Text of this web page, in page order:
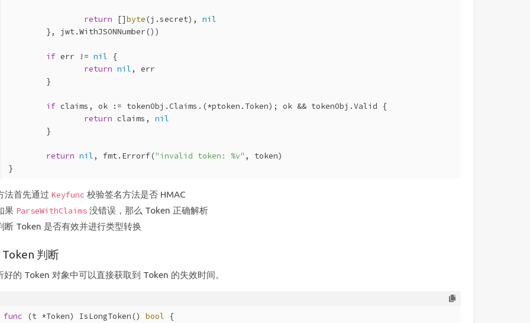
return []byte (j.secret), nil
	}, jwt.WithJSONNumber())
if err != nil {
return nil, err
	}
if claims, ok := tokenObj.Claims.(*ptoken.Token); ok && tokenObj.Valid {
return claims, nil
	}
return nil, fmt.Errorf("invalid token: %v" , token)
}
法首先通过Keyfunc 校验签名方法是否 HMAC
果 ParseWithClaims 没错误，那么 Token 正确解析
断 Token 是否有效并进行类型转换
Token 判断
好的 Token 对象中可以直接获取到 Token 的失效时间。
func (t *Token) IsLongToken() bool {